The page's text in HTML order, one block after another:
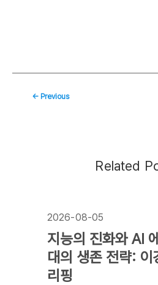
← Previous
Related
2026-08-05
지능의 진화와 AI
대의 생존 전략: 이
리핑